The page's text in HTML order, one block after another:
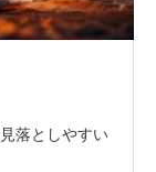
落としやすい